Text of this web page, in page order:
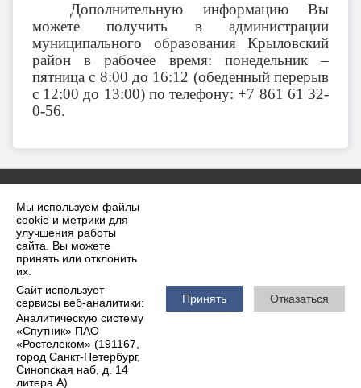
Мы используем файлы
cookie и метрики для
улучшения работы
сайта. Вы можете
принять или отклонить
их.
Сайт использует
сервисы веб-аналитики:
Аналитическую систему
«Спутник» ПАО
«Ростелеком» (191167,
город Санкт-Петербург,
Синопская наб, д. 14
литера А)
Принять Отказаться
Дополнительную информацию Вы
можете получить в администрации
муниципального образования Крыловский
район в рабочее время: понедельник –
пятница с 8:00 до 16:12 (обеденный перерыв
с 12:00 до 13:00) по телефону: +7 861 61 32-
0-56.
2026 г. krilovskaya.ru
Вход
Карта сайта
Политика обработки персональных данных
Сделано на KubCMS
Разработка и поддержка